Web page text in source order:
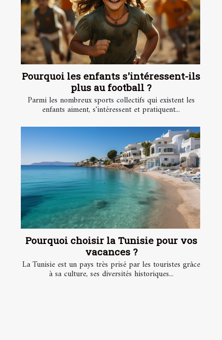
Pourquoi les enfants s'intéressent-ils
plus au football ?
Parmi les nombreux sports collectifs qui existent les
enfants aiment, s'intéressent et pratiquent...
Pourquoi choisir la Tunisie pour vos
vacances ?
La Tunisie est un pays très prisé par les touristes grâce
à sa culture, ses diversités historiques...